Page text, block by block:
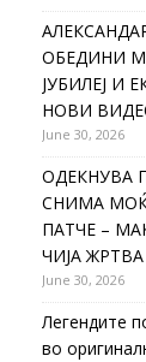
ОБЕДИНИ
ЈУБИЛЕЈ И
НОВИ
June 30, 2026
ОДЕКНУВА
СНИМА
ПАТЧЕ –
ЧИЈА
June 30, 2026
Легендите
во